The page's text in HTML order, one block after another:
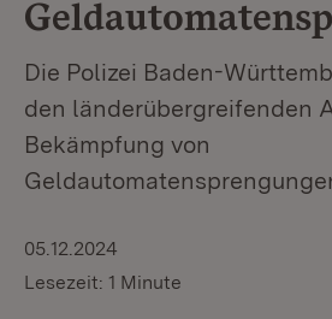
Die Polizei Baden-
den länderübergreifenden
Bekämpfung von
05.12.2024
Lesezeit: 1 Minute